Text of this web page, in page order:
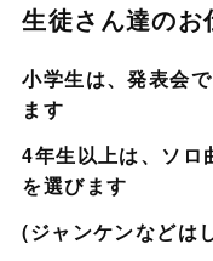
生徒さん達のお
小学生は、発表会
ます
4年生以上は、ソロ
を選びます
(ジャンケンなどは